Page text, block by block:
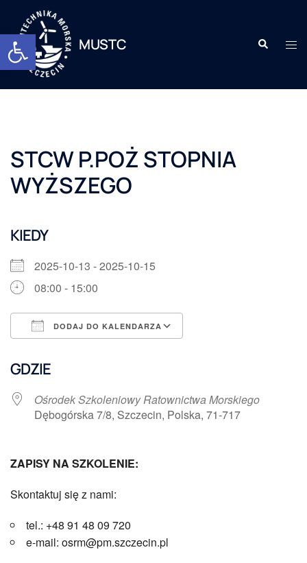
Otwórz pasek narzędzi
MUSTC
STCW P.POŻ STOPNIA
WYŻSZEGO
KIEDY
2025-10-13 - 2025-10-15
08:00 - 15:00
DODAJ DO KALENDARZA
GDZIE
Ośrodek Szkoleniowy Ratownictwa Morskiego
Dębogórska 7/8, Szczecin, Polska, 71-717
ZAPISY NA SZKOLENIE:
Skontaktuj się z nami:
tel.: +48 91 48 09 720
e-mail: osrm@pm.szczecin.pl